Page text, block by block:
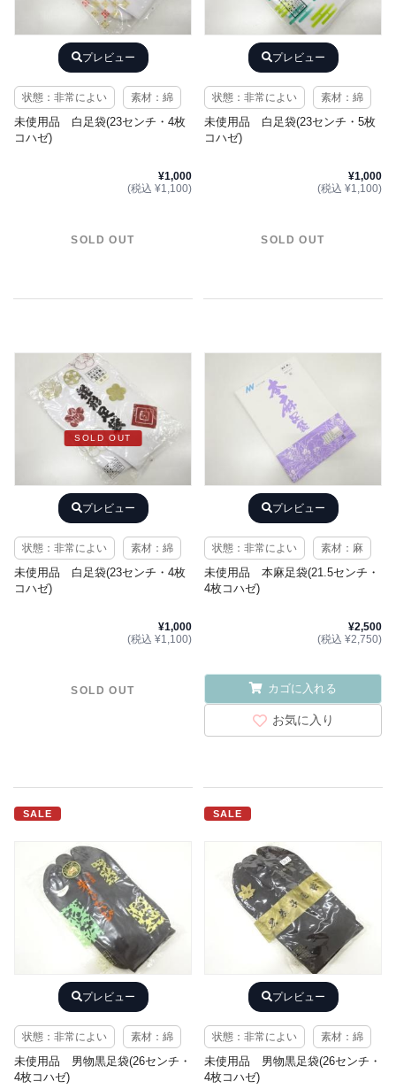
プレビュー
状態：非常によい 素材：綿
未使用品 白足袋(23センチ・4枚
コハゼ)
¥1,000
(税込 ¥1,100)
SOLD OUT
プレビュー
状態：非常によい 素材：綿
未使用品 白足袋(23センチ・5枚
コハゼ)
¥1,000
(税込 ¥1,100)
SOLD OUT
SOLD OUT
プレビュー
状態：非常によい 素材：綿
未使用品 白足袋(23センチ・4枚
コハゼ)
¥1,000
(税込 ¥1,100)
SOLD OUT
プレビュー
状態：非常によい 素材：麻
未使用品 本麻足袋(21.5センチ・
4枚コハゼ)
¥2,500
(税込 ¥2,750)
カゴに入れる
お気に入り
SALE
プレビュー
状態：非常によい 素材：綿
未使用品 男物黒足袋(26センチ・
4枚コハゼ)
SALE
プレビュー
状態：非常によい 素材：綿
未使用品 男物黒足袋(26センチ・
4枚コハゼ)